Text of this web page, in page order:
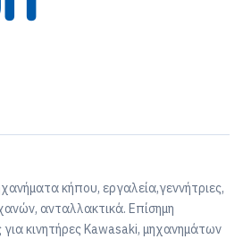
κήπου, εργαλεία,γεννήτριες,
ανταλλακτικά. Επίσημη
κινητήρες Kawasaki, μηχανημάτων